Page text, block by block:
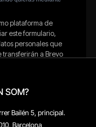
SOM?
Bailén 5, principal.
Barcelona